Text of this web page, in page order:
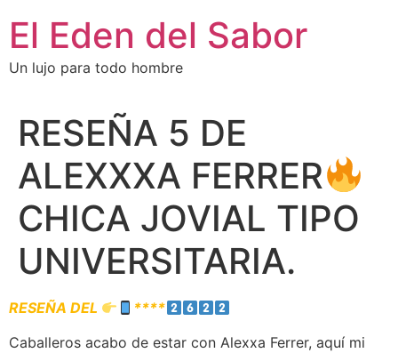
El Eden del Sabor
Un lujo para todo hombre
RESEÑA 5 DE
ALEXXXA FERRER
CHICA JOVIAL TIPO
UNIVERSITARIA.
RESEÑA DEL
****
Caballeros acabo de estar con Alexxa Ferrer, aquí mi